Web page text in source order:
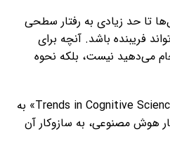
تا حد زیادی به رفتار سطحی
فریبنده باشد. آنچه برای
می‌دهید نیست، بلکه نحوه
مقاله جدیدی که در مجله «Trends in Cognitive Sciences» به
هوش مصنوعی، به سازوکار آن